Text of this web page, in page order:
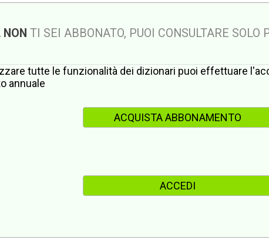
NON TI SEI ABBONATO, PUOI CONSULTARE SOLO
tutte le funzionalità dei dizionari puoi effettuare
annuale
ACQUISTA ABBONAMENTO
ACCEDI